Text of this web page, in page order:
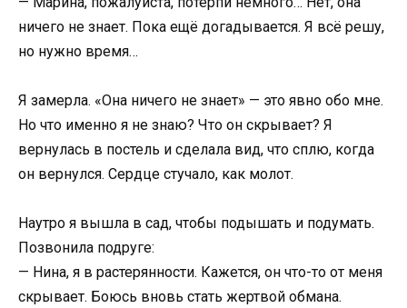
ничего не знает. Пока ещё догадывается. Я всё решу,
но нужно время…
Я замерла. «Она ничего не знает» — это явно обо мне.
Но что именно я не знаю? Что он скрывает? Я
вернулась в постель и сделала вид, что сплю, когда
он вернулся. Сердце стучало, как молот.
Наутро я вышла в сад, чтобы подышать и подумать.
Позвонила подруге:
— Нина, я в растерянности. Кажется, он что-то от меня
скрывает. Боюсь вновь стать жертвой обмана.